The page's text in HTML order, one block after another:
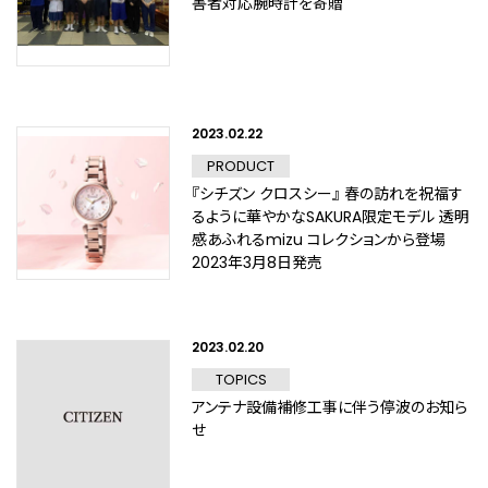
2023.02.22
PRODUCT
『シチズン クロスシー』 春の訪れを祝福す
るように華やかなSAKURA限定モデル 透明
感あふれるmizu コレクションから登場
2023年3月8日発売
2023.02.20
TOPICS
アンテナ設備補修工事に伴う停波のお知ら
せ